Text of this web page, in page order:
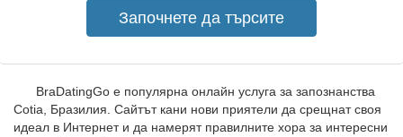
BraDatingGo е популярна онлайн услуга за запознанства
Cotia, Бразилия. Сайтът кани нови приятели да срещнат своя
идеал в Интернет и да намерят правилните хора за интересни